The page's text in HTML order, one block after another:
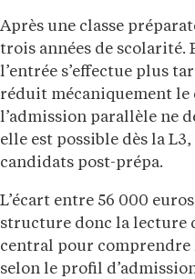
Après une classe
trois années de scolarité.
l’entrée s’effectue plus
réduit mécaniquement le
l’admission parallèle ne
elle est possible dès la
candidats post-prépa.
L’écart entre 56 000
structure donc la lecture
central pour comprendre
selon le profil